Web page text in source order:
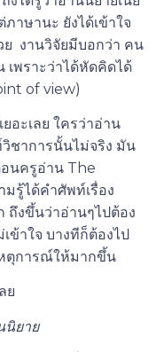
าษานะ ยังได้เข้าใจ
ย งานวิจัยมีบอกว่า คน
พราะว่าได้หัดคิดได้
of view)
อะเลย ใครว่าอ่าน
ชาการนั้นไม่จริง มัน
นครูอ่าน The
รู้ได้คำศัพท์เรื่อง
ถึงขึ้นว่าอ่านๆไปต้อง
เข้าใจ บางทีก็ต้องไป
หตุการณ์ให้มากขึ้น
ย
นิยาย